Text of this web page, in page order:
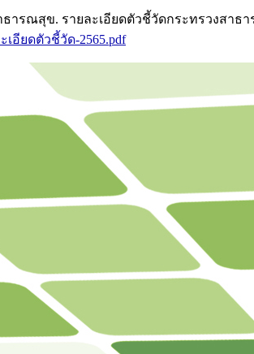
รณสุข. รายละเอียดตัวชี้วัดกระทรวงสาธา
ะเอียดตัวชี้วัด-2565.pdf